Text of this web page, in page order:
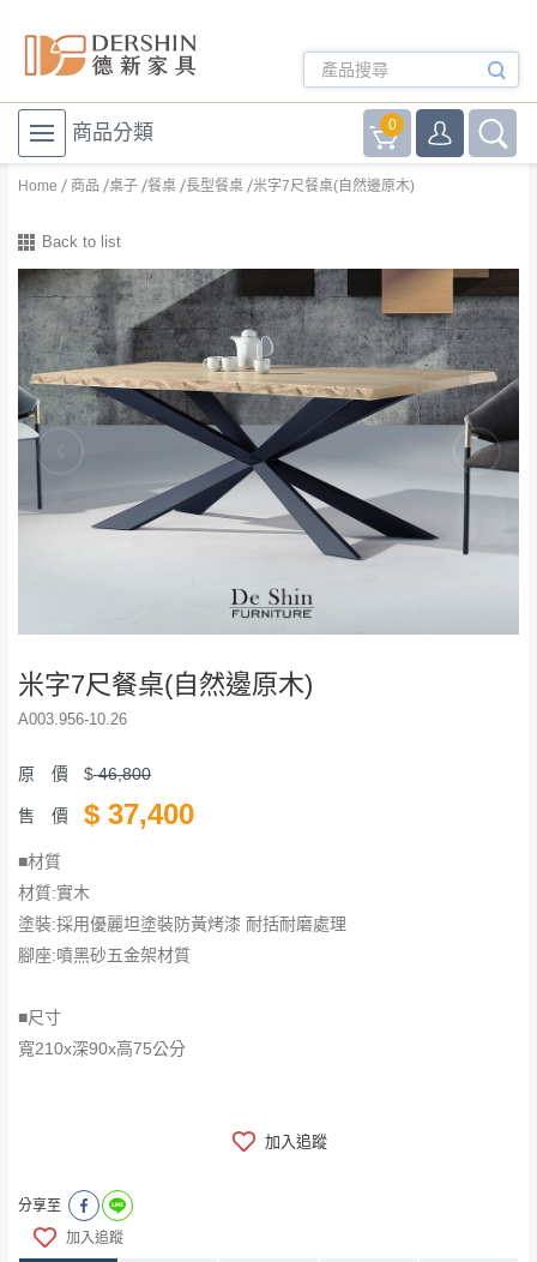
商品分類 0
Home 商品 桌子 餐桌 長型餐桌 米字7尺餐桌(自然邊原木)
Back to list
米字7尺餐桌(自然邊原木)
A003.956-10.26
原 價 $46,800
售 價 $ 37,400
■材質
材質:實木
塗裝:採用優麗坦塗裝防黃烤漆 耐括耐磨處理
腳座:噴黑砂五金架材質
■尺寸
寬210x深90x高75公分
加入追蹤
分享至
加入追蹤